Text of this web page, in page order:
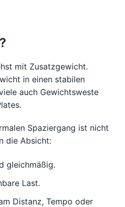
mit Zusatzgewicht.
in einen stabilen
auch Gewichtsweste
Spaziergang ist nicht
die Absicht:
gleichmäßig.
Last.
Distanz, Tempo oder